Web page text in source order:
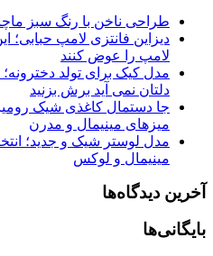
طراحی ناخن با رنگ سبز
دیزاین فانتزی لامپ حبابی؛
لامپ را عوض کنند
مدل کیک برای تولد
دلتان نمی آید برش بزنید
جا دستمال کاغذی شیک
میزهای مینیمال و مدرن
مدل لوستر شیک و جدید؛
مینیمال و لوکس
آخرین دیدگاه‌ها
بایگانی‌ها